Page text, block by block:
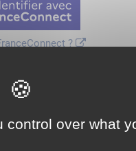
over what
?